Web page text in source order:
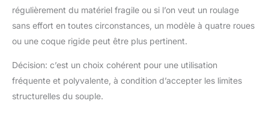
régulièrement du matériel fragile ou si l’on veut un roulage
sans effort en toutes circonstances, un modèle à quatre roues
ou une coque rigide peut être plus pertinent.
Décision: c’est un choix cohérent pour une utilisation
fréquente et polyvalente, à condition d’accepter les limites
structurelles du souple.